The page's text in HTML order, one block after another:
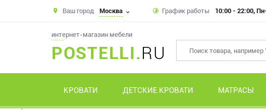
Ваш город Москва График работы 10:00 - 22:00,
интернет-магазин мебели
POSTELLI.RU
КРОВАТИ ДЕТСКИЕ КРОВАТИ МАТРАСЫ